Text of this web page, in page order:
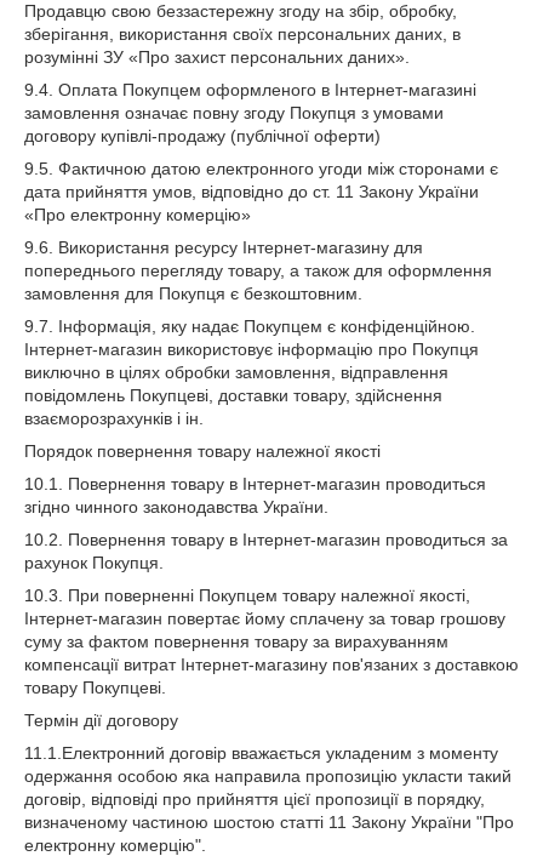
Продавцю свою беззастережну згоду на збір, обробку,
зберігання, використання своїх персональних даних, в
розумінні ЗУ «Про захист персональних даних».
9.4. Оплата Покупцем оформленого в Інтернет-магазині
замовлення означає повну згоду Покупця з умовами
договору купівлі-продажу (публічної оферти)
9.5. Фактичною датою електронного угоди між сторонами є
дата прийняття умов, відповідно до ст. 11 Закону України
«Про електронну комерцію»
9.6. Використання ресурсу Інтернет-магазину для
попереднього перегляду товару, а також для оформлення
замовлення для Покупця є безкоштовним.
9.7. Інформація, яку надає Покупцем є конфіденційною.
Інтернет-магазин використовує інформацію про Покупця
виключно в цілях обробки замовлення, відправлення
повідомлень Покупцеві, доставки товару, здійснення
взаєморозрахунків і ін.
Порядок повернення товару належної якості
10.1. Повернення товару в Інтернет-магазин проводиться
згідно чинного законодавства України.
10.2. Повернення товару в Інтернет-магазин проводиться за
рахунок Покупця.
10.3. При поверненні Покупцем товару належної якості,
Інтернет-магазин повертає йому сплачену за товар грошову
суму за фактом повернення товару за вирахуванням
компенсації витрат Інтернет-магазину пов'язаних з доставкою
товару Покупцеві.
Термін дії договору
11.1.Електронний договір вважається укладеним з моменту
одержання особою яка направила пропозицію укласти такий
договір, відповіді про прийняття цієї пропозиції в порядку,
визначеному частиною шостою статті 11 Закону України "Про
електронну комерцію".